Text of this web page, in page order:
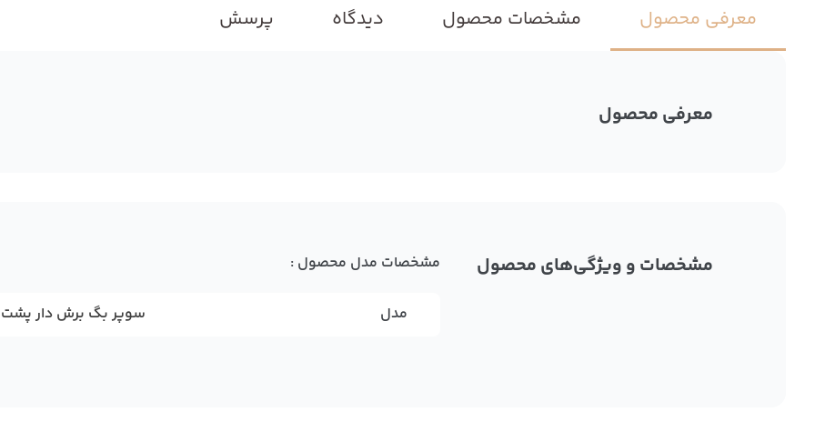
معرفی محصول مشخصات محصول دیدگاه پرسش
معرفی محصول
مشخصات و ویژگی‌های محصول مشخصات مدل محصول :
مدل سوپر بگ برش دار